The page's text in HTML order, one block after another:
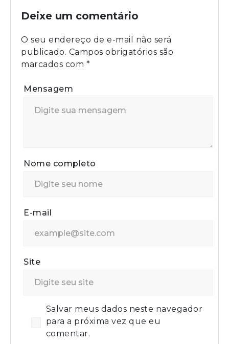
Deixe um comentário
O seu endereço de e-mail não será
publicado. Campos obrigatórios são
marcados com *
Mensagem
Nome completo
E-mail
Site
Salvar meus dados neste navegador
para a próxima vez que eu
comentar.